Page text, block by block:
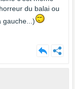
du balai ou
gauche...)